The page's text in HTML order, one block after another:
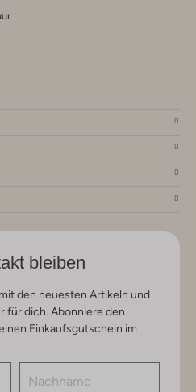
bleiben
den neuesten Artikeln und
für dich. Abonniere den
Einkaufsgutschein im